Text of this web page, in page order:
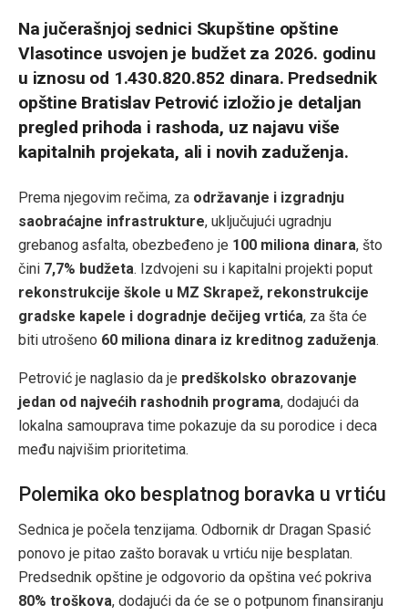
Na jučerašnjoj sednici Skupštine opštine
Vlasotince usvojen je budžet za 2026. godinu
u iznosu od 1.430.820.852 dinara. Predsednik
opštine Bratislav Petrović izložio je detaljan
pregled prihoda i rashoda, uz najavu više
kapitalnih projekata, ali i novih zaduženja.
Prema njegovim rečima, za održavanje i izgradnju
saobraćajne infrastrukture, uključujući ugradnju
grebanog asfalta, obezbeđeno je 100 miliona dinara, što
čini 7,7% budžeta. Izdvojeni su i kapitalni projekti poput
rekonstrukcije škole u MZ Skrapež, rekonstrukcije
gradske kapele i dogradnje dečijeg vrtića, za šta će
biti utrošeno 60 miliona dinara iz kreditnog zaduženja.
Petrović je naglasio da je predškolsko obrazovanje
jedan od najvećih rashodnih programa, dodajući da
lokalna samouprava time pokazuje da su porodice i deca
među najvišim prioritetima.
Polemika oko besplatnog boravka u vrtiću
Sednica je počela tenzijama. Odbornik dr Dragan Spasić
ponovo je pitao zašto boravak u vrtiću nije besplatan.
Predsednik opštine je odgovorio da opština već pokriva
80% troškova, dodajući da će se o potpunom finansiranju